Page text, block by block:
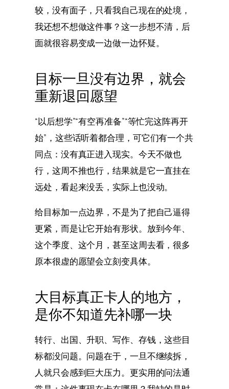
较，没有面子，只看我自己现在的处境，
我还想不想做这件事？这一步想不清，后
面就很容易变成一边做一边怀疑。
目标一旦没有边界，就会
重新退回愿望
“以后想学”“有空再准备”“等忙完这阵再开
始”，这些话听着都合理，可它们有一个共
同点：没有真正进入现实。今天不做也
行，这周不推也行，结果就是它一直挂在
远处，看起来没丢，实际上也没动。
给目标加一点边界，不是为了把自己逼得
更紧，而是让它开始有形状。放到今年、
这个季度、这个月，甚至这周去看，很多
原本很虚的愿望会立刻变具体。
大目标真正卡人的地方，
是你不知道先补哪一块
转行、出国、升职、写作、存钱，这些目
标都没问题。问题在于，一旦不继续拆，
人就只会感到巨大压力。更实用的问法通